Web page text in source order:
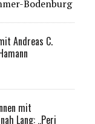
Bodenburg
Andreas C.
mit
Lang: „Peri